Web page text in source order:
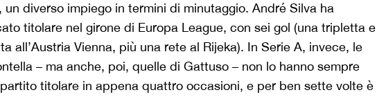
un diverso impiego in termini di minutaggio. André Silva ha
titolare nel girone di Europa League, con sei gol (una tripletta e
all’Austria Vienna, più una rete al Rijeka). In Serie A, invece, le
– ma anche, poi, quelle di Gattuso – non lo hanno sempre
titolare in appena quattro occasioni, e per ben sette volte è